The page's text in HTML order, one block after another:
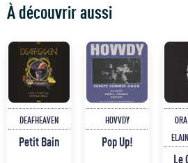
À découvrir aussi
DEAFHEAVEN
Petit Bain
HOVVDY
Pop Up!
Le